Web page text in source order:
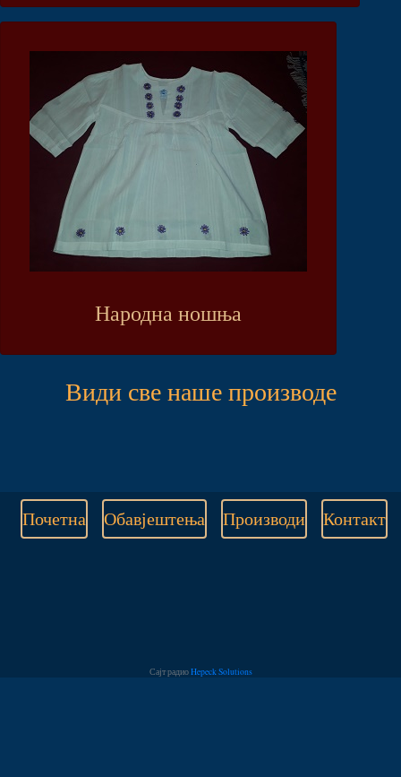
Народна ношња
Види све наше производе
Почетна Обавјештења Производи Контакт
Сајт радиоHepeck Solutions